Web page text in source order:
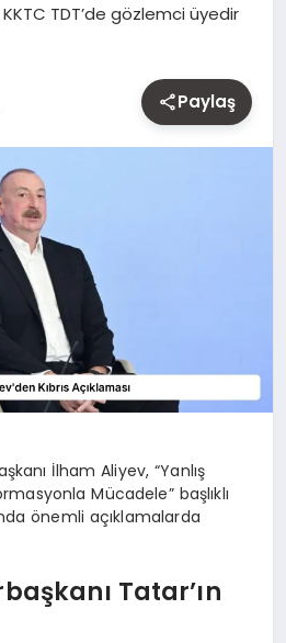
TDT’de gözlemci üyedir
Paylaş
İlham Aliyev, “Yanlış
Mücadele” başlıklı
önemli açıklamalarda
Tatar’ın